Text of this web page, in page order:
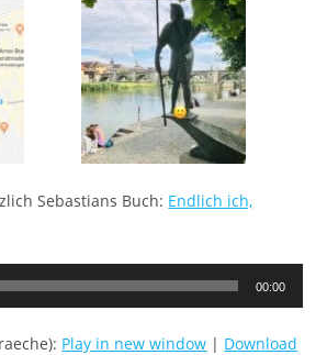
Sebastians Buch: Endlich ich,
00:00
Play in new window | Download